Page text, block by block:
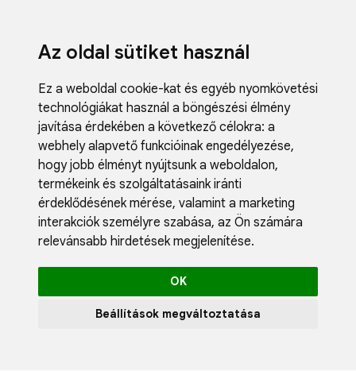
Az oldal sütiket használ
Ez a weboldal cookie-kat és egyéb nyomkövetési
technológiákat használ a böngészési élmény
javítása érdekében a következő célokra: a
webhely alapvető funkcióinak engedélyezése,
hogy jobb élményt nyújtsunk a weboldalon,
termékeink és szolgáltatásaink iránti
érdeklődésének mérése, valamint a marketing
interakciók személyre szabása, az Ön számára
relevánsabb hirdetések megjelenítése.
OK
Beállítások megváltoztatása
Blog